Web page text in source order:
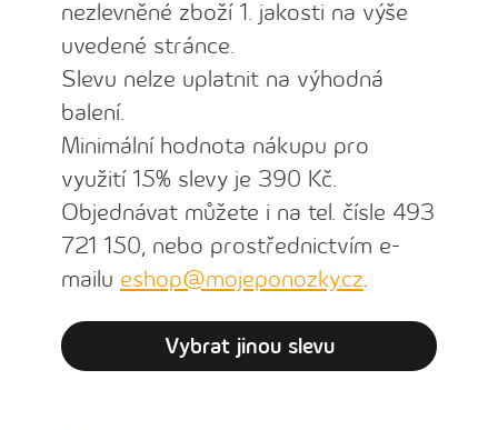
nezlevněné zboží 1. jakosti na výše
uvedené stránce.
Slevu nelze uplatnit na výhodná
balení.
Minimální hodnota nákupu pro
využití 15% slevy je 390 Kč.
Objednávat můžete i na tel. čísle 493
721 150, nebo prostřednictvím e-
mailu eshop@mojeponozky.cz.
Vybrat jinou slevu